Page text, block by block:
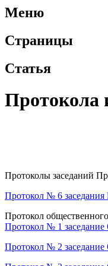
Меню
Страницы
Статья
Протокола
Протоколы заседаний
Протокол № 6 заседания
Протокол
Протокол № 1 заседание
Протокол № 2 заседание